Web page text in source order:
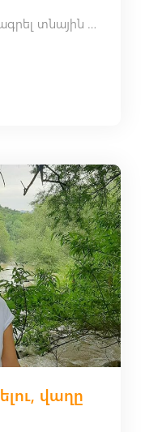
Օգտակար․ ինչպես երգ ձայնագրել տնային պայմաններում
վաղը